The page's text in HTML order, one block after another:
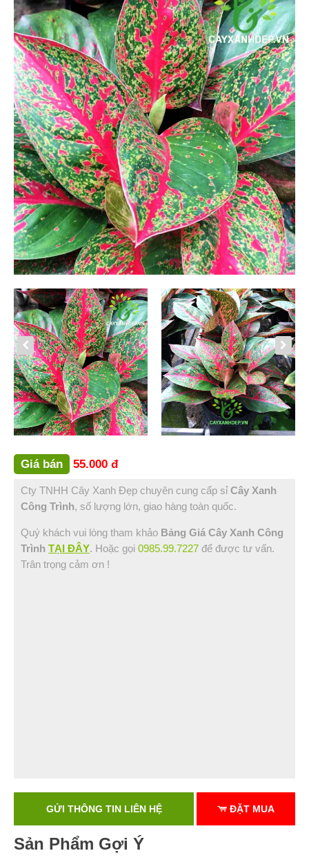
Cỏ Thảm (6)
Cây Ăn Trái (9)
Cây Giống Ăn Trái (30)
Phân Và Đất (5)
Dự Án (36)
Tây Ninh (1)
Bình Dương (1)
Long An (1)
Ninh Thuận (1)
Tiền Giang (1)
Lâm Đồng (1)
Tp Hồ Chí Minh (14)
Kiên Giang (4)
Bến Tre (3)
Nha Trang (0)
Bình Thuận (2)
Bạc Liêu (1)
Đồng Nai (3)
Vũng Tàu (1)
Sóc Trăng (1)
Hậu Giang (1)
Tin Tức
Giá bán 55.000 đ
Cty TNHH Cây Xanh Đẹp chuyên cung cấp sỉ Cây Xanh
Công Trình, số lượng lớn, giao hàng toàn quốc.
Quý khách vui lòng tham khảo Bảng Giá Cây Xanh Công
Trình TẠI ĐÂY. Hoặc gọi 0985.99.7227 để được tư vấn.
Trân trọng cảm ơn !
GỬI THÔNG TIN LIÊN HỆ ĐẶT MUA
Sản Phẩm Gợi Ý